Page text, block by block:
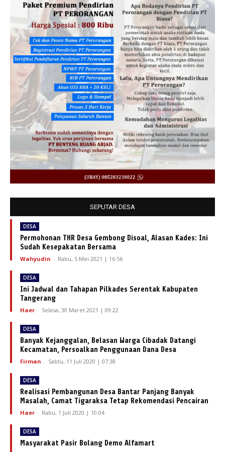
SEPUTAR DESA
DESA
Permohonan THR Desa Gembong Disoal, Alasan Kades: Ini
Sudah Kesepakatan Bersama
Wahyudin - Rabu, 5 Mei 2021 | 16:56
DESA
Ini Jadwal dan Tahapan Pilkades Serentak Kabupaten
Tangerang
Haer - Selasa, 30 Maret 2021 | 09:22
DESA
Banyak Kejanggalan, Belasan Warga Cibadak Datangi
Kecamatan, Persoalkan Penggunaan Dana Desa
Firman - Sabtu, 11 Juli 2020 | 07:38
DESA
Realisasi Pembangunan Desa Bantar Panjang Banyak
Masalah, Camat Tigaraksa Tetap Rekomendasi Pencairan
Haer - Rabu, 1 Juli 2020 | 10:04
DESA
Masyarakat Pasir Bolang Demo Alfamart